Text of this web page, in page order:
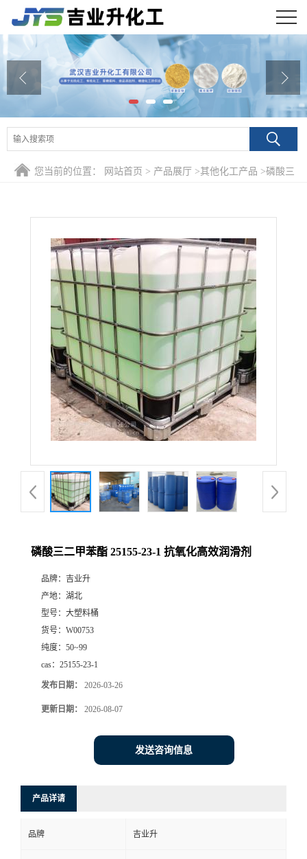
公司首页
公司介绍
产品展厅
证书荣誉
您当前的位置： 网站首页 > 产品展厅 >其他化工产品 >磷酸三
磷酸三二甲苯酯 25155-23-1 抗氧化高效润滑剂
品牌： 吉业升
产地： 湖北
型号： 大塑料桶
货号： W00753
纯度： 50~99
cas： 25155-23-1
发布日期： 2026-03-26
更新日期： 2026-08-07
发送咨询信息
产品详请
品牌 吉业升